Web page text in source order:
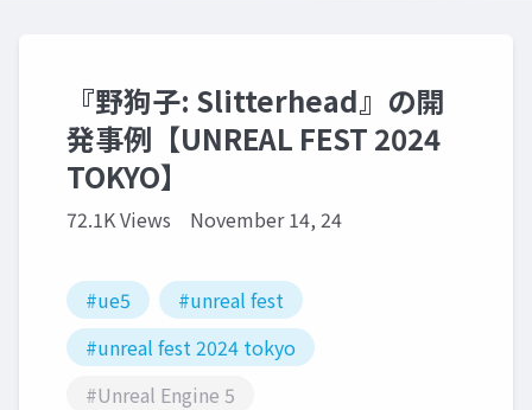
『野狗子: Slitterhead』の開
発事例【UNREAL FEST 2024
TOKYO】
72.1K Views November 14, 24
#ue5
#unreal fest
#unreal fest 2024 tokyo
#Unreal Engine 5